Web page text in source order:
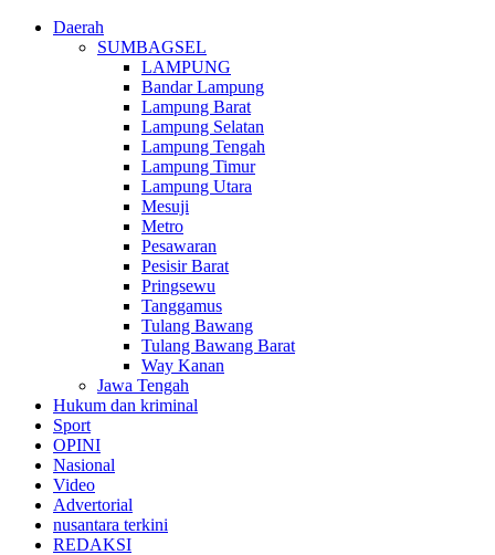
Daerah
SUMBAGSEL
LAMPUNG
Bandar Lampung
Lampung Barat
Lampung Selatan
Lampung Tengah
Lampung Timur
Lampung Utara
Mesuji
Metro
Pesawaran
Pesisir Barat
Pringsewu
Tanggamus
Tulang Bawang
Tulang Bawang Barat
Way Kanan
Jawa Tengah
Hukum dan kriminal
Sport
OPINI
Nasional
Video
Advertorial
nusantara terkini
REDAKSI